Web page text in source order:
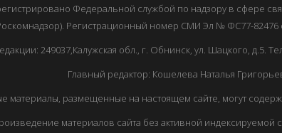
Федеральной службой по надзору в сфере
Регистрационный номер СМИ Эл № ФС77-82476
249037,Калужская обл., г. Обнинск, ул. Шацкого, д.5.
Главный редактор: Кошелева Наталья
материалы, размещенные на настоящем сайте, могут
материалов сайта без активной